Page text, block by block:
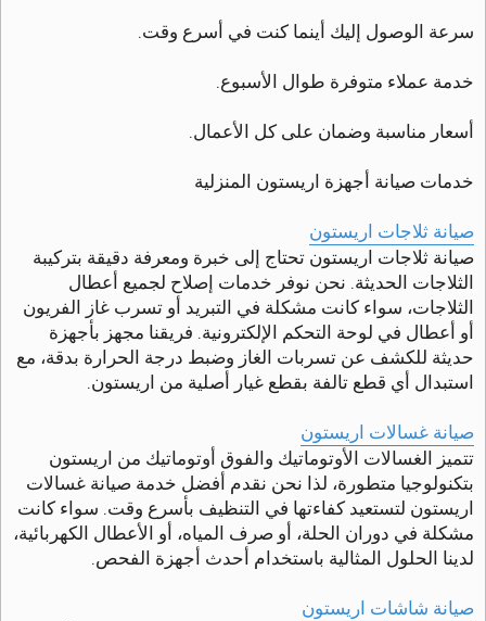
سرعة الوصول إليك أينما كنت في أسرع وقت.
خدمة عملاء متوفرة طوال الأسبوع.
أسعار مناسبة وضمان على كل الأعمال.
خدمات صيانة أجهزة اريستون المنزلية
صيانة ثلاجات اريستون
صيانة ثلاجات اريستون تحتاج إلى خبرة ومعرفة دقيقة بتركيبة
الثلاجات الحديثة. نحن نوفر خدمات إصلاح لجميع أعطال
الثلاجات، سواء كانت مشكلة في التبريد أو تسرب غاز الفريون
أو أعطال في لوحة التحكم الإلكترونية. فريقنا مجهز بأجهزة
حديثة للكشف عن تسربات الغاز وضبط درجة الحرارة بدقة، مع
استبدال أي قطع تالفة بقطع غيار أصلية من اريستون.
صيانة غسالات اريستون
تتميز الغسالات الأوتوماتيك والفوق أوتوماتيك من اريستون
بتكنولوجيا متطورة، لذا نحن نقدم أفضل خدمة صيانة غسالات
اريستون لتستعيد كفاءتها في التنظيف بأسرع وقت. سواء كانت
مشكلة في دوران الحلة، أو صرف المياه، أو الأعطال الكهربائية،
لدينا الحلول المثالية باستخدام أحدث أجهزة الفحص.
صيانة شاشات اريستون